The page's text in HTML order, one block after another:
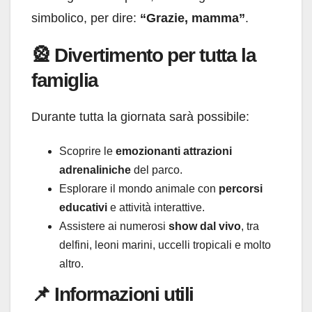
simbolico, per dire: “Grazie, mamma”.
🎡 Divertimento per tutta la
famiglia
Durante tutta la giornata sarà possibile:
Scoprire le emozionanti attrazioni
adrenaliniche del parco.
Esplorare il mondo animale con percorsi
educativi e attività interattive.
Assistere ai numerosi show dal vivo, tra
delfini, leoni marini, uccelli tropicali e molto
altro.
📌 Informazioni utili